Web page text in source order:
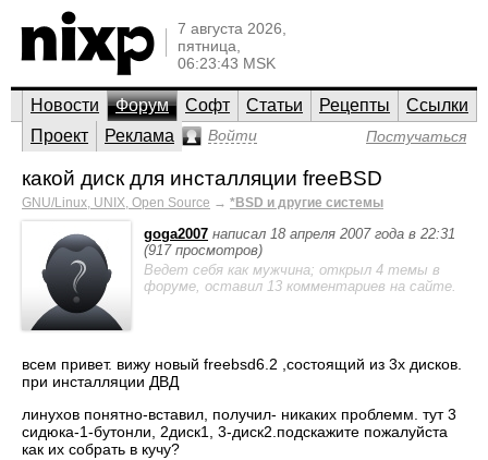
7 августа 2026,
пятница,
06:23:43 MSK
Новости Форум Софт Статьи Рецепты
Ссылки
Проект
Реклама Войти Постучаться
какой диск для инсталляции freeBSD
GNU/Linux, UNIX, Open Source → *BSD и другие системы
goga2007 написал 18 апреля 2007 года в 22:31
(917 просмотров)
Ведет себя как мужчина; открыл 4 темы в
форуме, оставил 13 комментариев на сайте.
всем привет. вижу новый freebsd6.2 ,состоящий из 3х дисков.
при инсталляции ДВД
линухов понятно-вставил, получил- никаких проблемм. тут 3
сидюка-1-бутонли, 2диск1, 3-диск2.подскажите пожалуйста
как их собрать в кучу?